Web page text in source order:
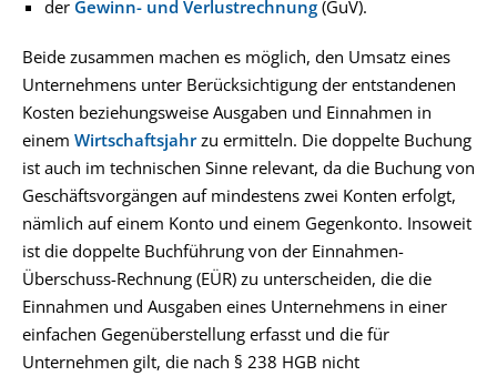
der Gewinn- und Verlustrechnung (GuV).
Beide zusammen machen es möglich, den Umsatz eines
Unternehmens unter Berücksichtigung der entstandenen
Kosten beziehungsweise Ausgaben und Einnahmen in
einem Wirtschaftsjahrzu ermitteln. Die doppelte Buchung
ist auch im technischen Sinne relevant, da die Buchung von
Geschäftsvorgängen auf mindestens zwei Konten erfolgt,
nämlich auf einem Konto und einem Gegenkonto. Insoweit
ist die doppelte Buchführung von der Einnahmen-
Überschuss-Rechnung (EÜR) zu unterscheiden, die die
Einnahmen und Ausgaben eines Unternehmens in einer
einfachen Gegenüberstellung erfasst und die für
Unternehmen gilt, die nach § 238 HGB nicht